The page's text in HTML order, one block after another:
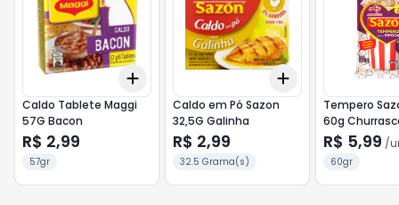
Add
Caldo Tablete Maggi
57G Bacon
R$ 2,99
57gr
+10
Add
Caldo em Pó Sazon
32,5G Galinha
R$ 2,99
32.5 Grama(s)
Tempero
60g
R$ 5,99 /
60gr